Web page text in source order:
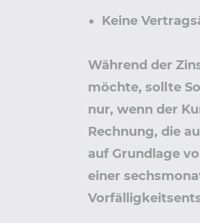
Keine
Während der
möchte, sollte
nur, wenn der
Rechnung, die
auf Grundlage
einer